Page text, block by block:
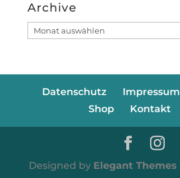
Archive
Archive
Datenschutz Impressum
Shop
Kontakt
Designed by Elegant Themes